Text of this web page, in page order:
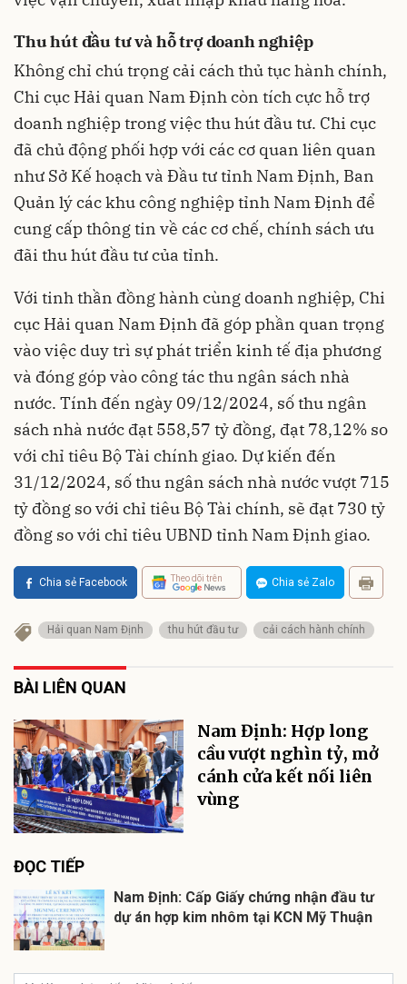
Thu hút đầu tư và hỗ trợ doanh nghiệp
Không chỉ chú trọng cải cách thủ tục hành chính,
Chi cục Hải quan Nam Định còn tích cực hỗ trợ
doanh nghiệp trong việc thu hút đầu tư. Chi cục
đã chủ động phối hợp với các cơ quan liên quan
như Sở Kế hoạch và Đầu tư tỉnh Nam Định, Ban
Quản lý các khu công nghiệp tỉnh Nam Định để
cung cấp thông tin về các cơ chế, chính sách ưu
đãi thu hút đầu tư của tỉnh.
Với tinh thần đồng hành cùng doanh nghiệp, Chi
cục Hải quan Nam Định đã góp phần quan trọng
vào việc duy trì sự phát triển kinh tế địa phương
và đóng góp vào công tác thu ngân sách nhà
nước. Tính đến ngày 09/12/2024, số thu ngân
sách nhà nước đạt 558,57 tỷ đồng, đạt 78,12% so
với chỉ tiêu Bộ Tài chính giao. Dự kiến đến
31/12/2024, số thu ngân sách nhà nước vượt 715
tỷ đồng so với chỉ tiêu Bộ Tài chính, sẽ đạt 730 tỷ
đồng so với chỉ tiêu UBND tỉnh Nam Định giao.
Chia sẻ Facebook Theo dõi trên Chia sẻ Zalo
Hải quan Nam Định thu hút đầu tư cải cách hành chính
BÀI LIÊN QUAN
Nam Định: Hợp long
cầu vượt nghìn tỷ, mở
cánh cửa kết nối liên
vùng
ĐỌC TIẾP
Nam Định: Cấp Giấy chứng nhận đầu tư
dự án hợp kim nhôm tại KCN Mỹ Thuận